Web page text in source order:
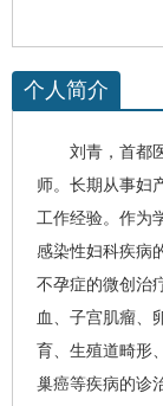
个人简介
刘青 ，首都
师。长期从事妇
工作经验。作为
感染性妇科疾病
不孕症的微创治
血、子宫肌瘤、
育、生殖道畸形
巢癌等疾病的诊